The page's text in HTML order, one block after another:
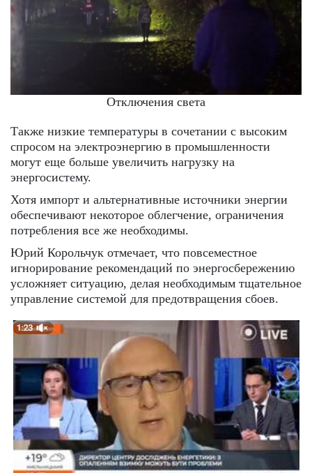
Отключения света
Также низкие температуры в сочетании с высоким
спросом на электроэнергию в промышленности
могут еще больше увеличить нагрузку на
энергосистему.
Хотя импорт и альтернативные источники энергии
обеспечивают некоторое облегчение, ограничения
потребления все же необходимы.
Юрий Корольчук отмечает, что повсеместное
игнорирование рекомендаций по энергосбережению
усложняет ситуацию, делая необходимым тщательное
управление системой для предотвращения сбоев.